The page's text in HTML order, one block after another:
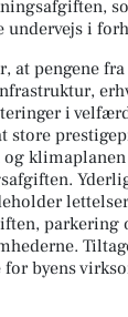
undervejs i
at pengene
i
store
parkering
for byens